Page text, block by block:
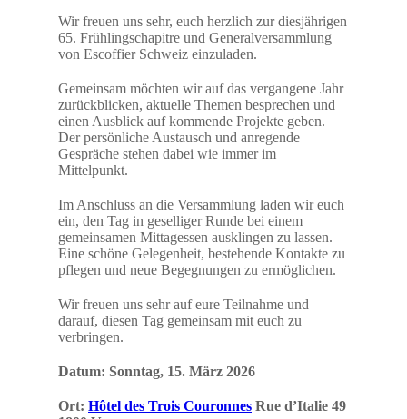
Wir freuen uns sehr, euch herzlich zur diesjährigen
65. Frühlingschapitre und Generalversammlung
von Escoffier Schweiz einzuladen.
Gemeinsam möchten wir auf das vergangene Jahr
zurückblicken, aktuelle Themen besprechen und
einen Ausblick auf kommende Projekte geben.
Der persönliche Austausch und anregende
Gespräche stehen dabei wie immer im
Mittelpunkt.
Im Anschluss an die Versammlung laden wir euch
ein, den Tag in geselliger Runde bei einem
gemeinsamen Mittagessen ausklingen zu lassen.
Eine schöne Gelegenheit, bestehende Kontakte zu
pflegen und neue Begegnungen zu ermöglichen.
Wir freuen uns sehr auf eure Teilnahme und
darauf, diesen Tag gemeinsam mit euch zu
verbringen.
Datum: Sonntag, 15. März 2026
Ort: Hôtel des Trois Couronnes Rue d’Italie 49